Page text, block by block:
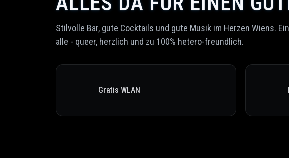
Stilvolle Bar, gute Cocktails und gute Musik im Herzen Wiens.
alle - queer, herzlich und zu 100% hetero-freundlich.
Gratis WLAN